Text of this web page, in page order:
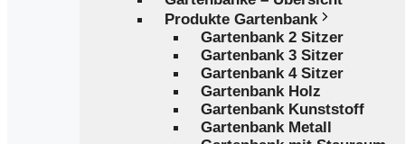
Produkte Gartenbank
Gartenbank 2 Sitzer
Gartenbank 3 Sitzer
Gartenbank 4 Sitzer
Gartenbank Holz
Gartenbank Kunststoff
Gartenbank Metall